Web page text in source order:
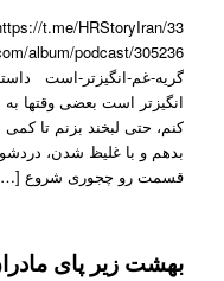
t.me/HRStoryIran/33
گریه-غم-انگیزتر-است
انگیزتر است بعضی وقتها به
کنم، حتی لبخند بزنم تا
بدهم و با غلیظ شدن،
قسمت رو چجوری شروع
بهشت زیر پای